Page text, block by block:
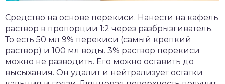
Средство на основе перекиси. Нанести на кафель
раствор в пропорции 1:2 через разбрызгиватель.
То есть 50 мл 9% перекиси (самый крепкий
раствор) и 100 мл воды. 3% раствор перекиси
можно не разводить. Его можно оставить до
высыхания. Он удалит и нейтрализует остатки